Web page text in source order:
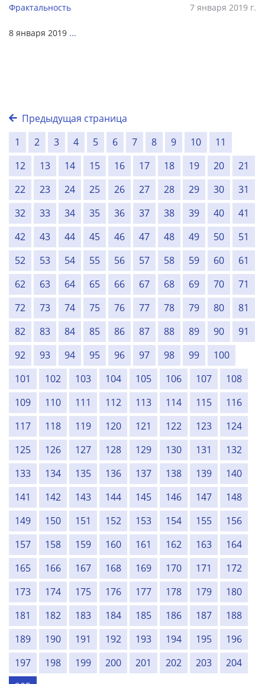
Фрактальность
7 января 2019 г.
8 января 2019 ...
Предыдущая страница
1
2 3 4 5 6 7 8 9 10
11
12
13 14 15 16 17 18 19 20
21
22
23 24 25 26 27 28 29 30
31
32
33 34 35 36 37 38 39 40
41
42
43 44 45 46 47 48 49 50
51
52
53 54 55 56 57 58 59 60
61
62
63 64 65 66 67 68 69 70
71
72
73 74 75 76 77 78 79 80
81
82
83 84 85 86 87 88 89 90
91
92
93 94 95 96 97 98 99
100
101
102 103 104 105 106 107
108
109
110 111 112 113 114 115
116
117
118 119 120 121 122 123
124
125
126 127 128 129 130 131
132
133
134 135 136 137 138 139
140
141
142 143 144 145 146 147
148
149
150 151 152 153 154 155
156
157
158 159 160 161 162 163
164
165
166 167 168 169 170 171
172
173
174 175 176 177 178 179
180
181
182 183 184 185 186 187
188
189
190 191 192 193 194 195
196
197
198 199 200 201 202 203
204